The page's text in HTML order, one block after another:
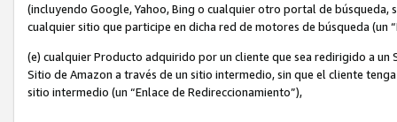
(incluyendo Google, Yahoo, Bing o cualquier otro portal de
cualquier sitio que participe en dicha red de motores de búsqueda (un
(e) cualquier Producto adquirido por un cliente que sea redirigido a un
Sitio de Amazon a través de un sitio intermedio, sin que el cliente
sitio intermedio (un “Enlace de Redireccionamiento”),